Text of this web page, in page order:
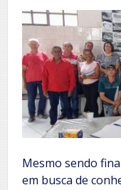
Mesmo sendo
em busca de